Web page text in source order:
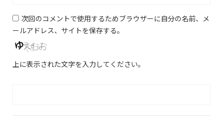
次回のコメントで使用するためブラウザーに自分の名前、メ
ールアドレス、サイトを保存する。
上に表示された文字を入力してください。